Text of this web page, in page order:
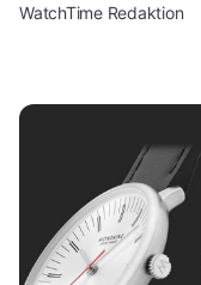
WatchTime Redaktion